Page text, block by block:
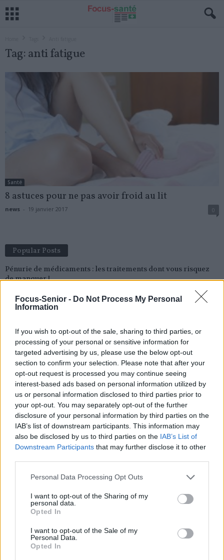
Focus-Senior - Do Not Process My Personal
Information
If you wish to opt-out of the sale, sharing to third parties, or
processing of your personal or sensitive information for
targeted advertising by us, please use the below opt-out
section to confirm your selection. Please note that after your
opt-out request is processed you may continue seeing
interest-based ads based on personal information utilized by
us or personal information disclosed to third parties prior to
your opt-out. You may separately opt-out of the further
disclosure of your personal information by third parties on the
IAB’s list of downstream participants. This information may
also be disclosed by us to third parties on the IAB’s List of
Downstream Participants that may further disclose it to other
Personal Data Processing Opt Outs
I want to opt-out of the Sharing of my
personal data.
Opted In
I want to opt-out of the Sale of my
Personal Data.
Opted In
Tag: anti fatigue
Santé
8 astuces pour ne pas avoir froid au lit
news - 19 janvier 2017 0
Popular Posts
Pénurie de médicaments : les traitements dont vous risquez
de manquer !
Couvre-feu
Top 3 des vertus du « thé » rouge rooibos
24 janvier 2022
Jean-Louis Trintignant atteint d’un cancer : « Je ne me bats pas.
news - 20 juillet 2018
My Favorites